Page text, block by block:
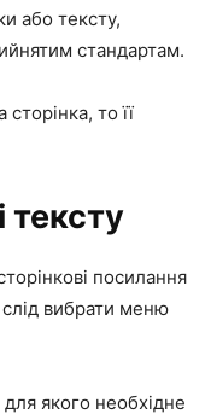
або тексту,
стандартам.
то її
тексту
посилання
вибрати меню
якого необхідне